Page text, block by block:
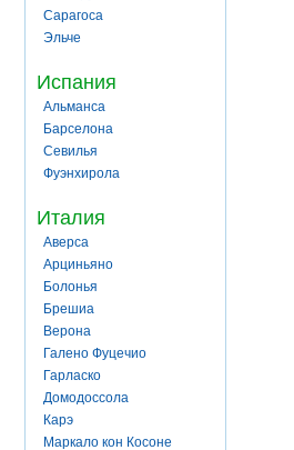
Сарагоса
Эльче
Испания
Альманса
Барселона
Севилья
Фуэнхирола
Италия
Аверса
Арциньяно
Болонья
Брешиа
Верона
Галено Фуцечио
Гарласко
Домодоссола
Карэ
Маркало кон Косоне